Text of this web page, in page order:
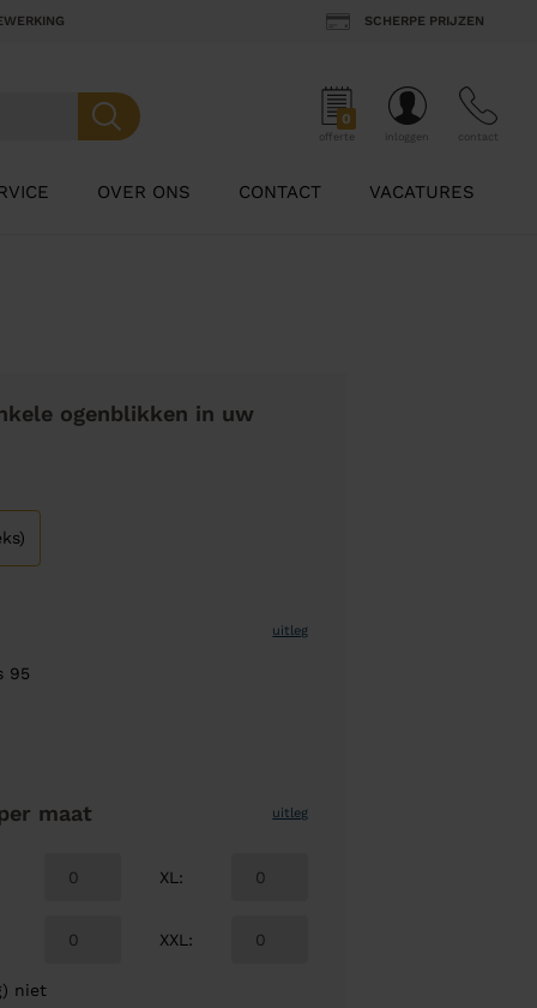
SCHERPE PRIJZEN
0
offerte inloggen contact
OVER ONS CONTACT VACATURES
ogenblikken in uw
uitleg
95
maat uitleg
XL :
XXL :
niet